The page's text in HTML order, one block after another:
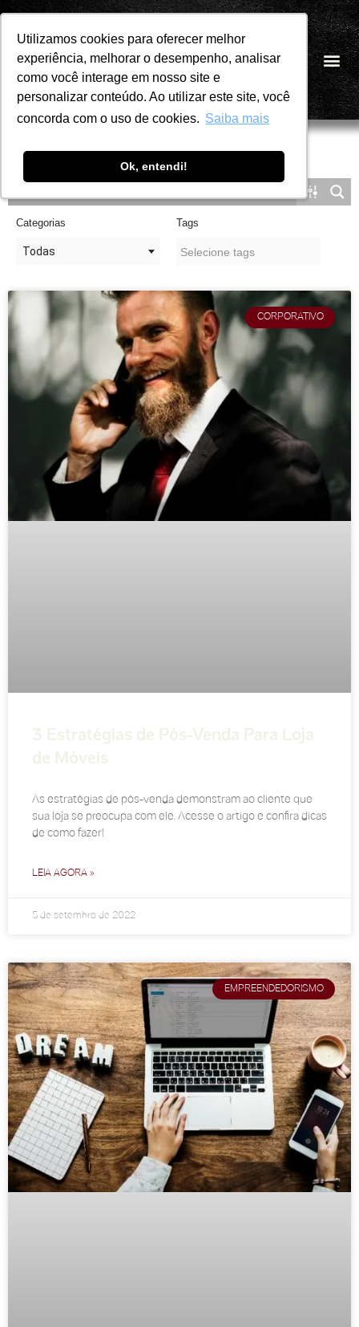
Utilizamos cookies para oferecer melhor
experiência, melhorar o desempenho, analisar
como você interage em nosso site e
personalizar conteúdo. Ao utilizar este site, você
concorda com o uso de cookies. Saiba mais
Ok, entendi!
Utilizamos cookies para oferecer melhor
experiência, melhorar o desempenho, analisar
como você interage em nosso site e
personalizar conteúdo. Ao utilizar este site, você
concorda com o uso de cookies. Saiba mais
Ok, entendi!
Pular
para
o
conteúdo
PT
Categorias
Todas
Tags
CORPORATIVO
3 Estratégias de Pós-Venda Para Loja
de Móveis
As estratégias de pós-venda demonstram ao cliente que
sua loja se preocupa com ele. Acesse o artigo e confira dicas
de como fazer!
LEIA AGORA »
5 de setembro de 2022
EMPREENDEDORISMO